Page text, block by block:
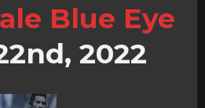
Blue Eye
2022